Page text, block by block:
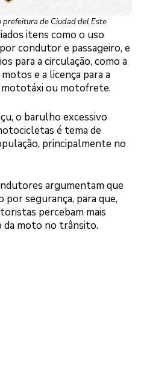
prefeitura de Ciudad del Este
itens como o uso
condutor e passageiro, e
para a circulação, como a
e a licença para a
mototáxi ou motofrete.
o barulho excessivo
é tema de
principalmente no
argumentam que
por segurança, para que,
percebam mais
da moto no trânsito.